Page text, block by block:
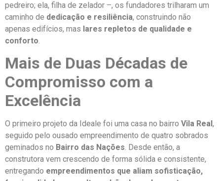
pedreiro; ela, filha de zelador –, os fundadores trilharam um
caminho de dedicação e resiliência, construindo não
apenas edifícios, mas lares repletos de qualidade e
conforto.
Mais de Duas Décadas de
Compromisso com a
Excelência
O primeiro projeto da Ideale foi uma casa no bairro Vila Real ,
seguido pelo ousado empreendimento de quatro sobrados
geminados no Bairro das Nações. Desde então, a
construtora vem crescendo de forma sólida e consistente,
entregando empreendimentos que aliam sofisticação,